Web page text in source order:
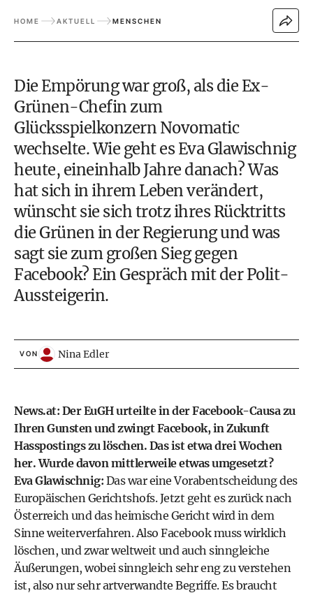
HOME AKTUELL MENSCHEN
Die Empörung war groß, als die Ex-
Grünen-Chefinzum
Glücksspielkonzern Novomatic
wechselte. Wie geht es Eva Glawischnig
heute, eineinhalb Jahre danach? Was
hat sich in ihrem Leben verändert,
wünscht sie sich trotz ihres Rücktritts
die Grünen in der Regierung und was
sagt sie zum großen Sieg gegen
Facebook? Ein Gespräch mit der Polit-
Aussteigerin.
VON Nina Edler
News.at: Der EuGH urteilte in der Facebook-Causa zu
Ihren Gunsten und zwingt Facebook, in Zukunft
Hasspostings zu löschen. Das ist etwa drei Wochen
her. Wurde davon mittlerweile etwas umgesetzt?
Eva Glawischnig: Das war eine Vorabentscheidung des
Europäischen Gerichtshofs. Jetzt geht es zurück nach
Österreich und das heimische Gericht wird in dem
Sinne weiterverfahren. Also Facebook muss wirklich
löschen, und zwar weltweit und auch sinngleiche
Äußerungen, wobei sinngleich sehr eng zu verstehen
ist, also nur sehr artverwandte Begriffe. Es braucht